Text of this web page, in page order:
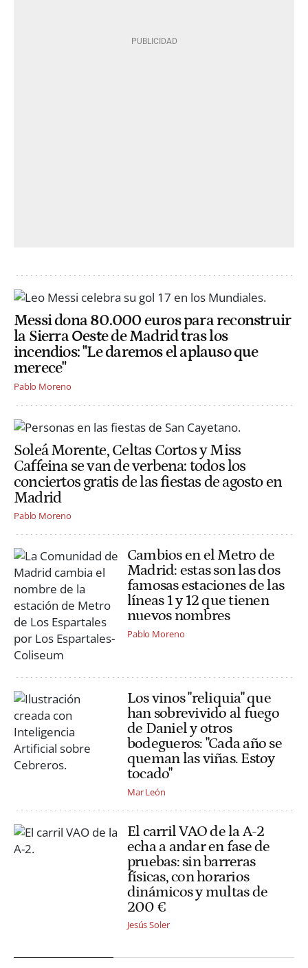
Messi dona 80.000 euros para reconstruir
la Sierra Oeste de Madrid tras los
incendios: "Le daremos el aplauso que
merece"
Pablo Moreno
Soleá Morente, Celtas Cortos y Miss
Caffeina se van de verbena: todos los
conciertos gratis de las fiestas de agosto en
Madrid
Pablo Moreno
Cambios en el Metro de
Madrid: estas son las dos
famosas estaciones de las
líneas 1 y 12 que tienen
nuevos nombres
Pablo Moreno
Los vinos "reliquia" que
han sobrevivido al fuego
de Daniel y otros
bodegueros: "Cada año se
queman las viñas. Estoy
tocado"
Mar León
El carril VAO de la A-2
echa a andar en fase de
pruebas: sin barreras
físicas, con horarios
dinámicos y multas de
200 €
Jesús Soler